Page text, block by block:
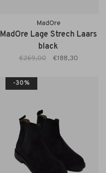
MadOre
MadOre Lage Strech Laars
black
€269,00 €188,30
-30%